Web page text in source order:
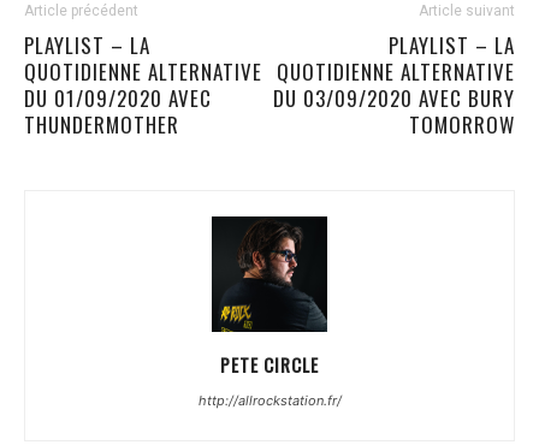
Article précédent
PLAYLIST – LA
QUOTIDIENNE ALTERNATIVE
DU 01/09/2020 AVEC
THUNDERMOTHER
Article suivant
PLAYLIST – LA
QUOTIDIENNE ALTERNATIVE
DU 03/09/2020 AVEC BURY
TOMORROW
PETE CIRCLE
http://allrockstation.fr/